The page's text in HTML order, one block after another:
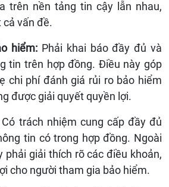
trên nền tảng tin cậy lẫn nhau,
vấn đề.
hiểm: Phải khai báo đầy đủ và
tin trên hợp đồng. Điều này góp
chi phí đánh giá rủi ro bảo hiểm
được giải quyết quyền lợi.
Có trách nhiệm cung cấp đầy đủ
tin có trong hợp đồng. Ngoài
phải giải thích rõ các điều khoản,
cho người tham gia bảo hiểm.